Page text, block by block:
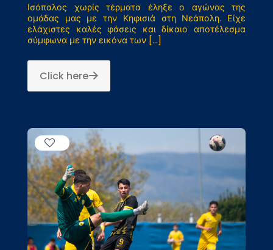
Ισόπαλος χωρίς τέρματα έληξε ο αγώνας της
ομάδας μας με την Κηφισιά στη Νεάπολη. Είχε
ελάχιστες καλές φάσεις και δίκαιο αποτέλεσμα
σύμφωνα με την εικόνα των […]
Click here